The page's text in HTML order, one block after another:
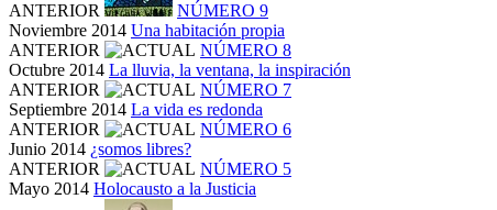
ANTERIOR
NÚMERO 9
Noviembre 2014 Una habitación propia
ANTERIOR
NÚMERO 8
Octubre 2014 La lluvia, la ventana, la inspiración
ANTERIOR
NÚMERO 7
Septiembre 2014 La vida es redonda
ANTERIOR
NÚMERO 6
Junio 2014 ¿somos libres?
ANTERIOR
NÚMERO 5
Mayo 2014 Holocausto a la Justicia